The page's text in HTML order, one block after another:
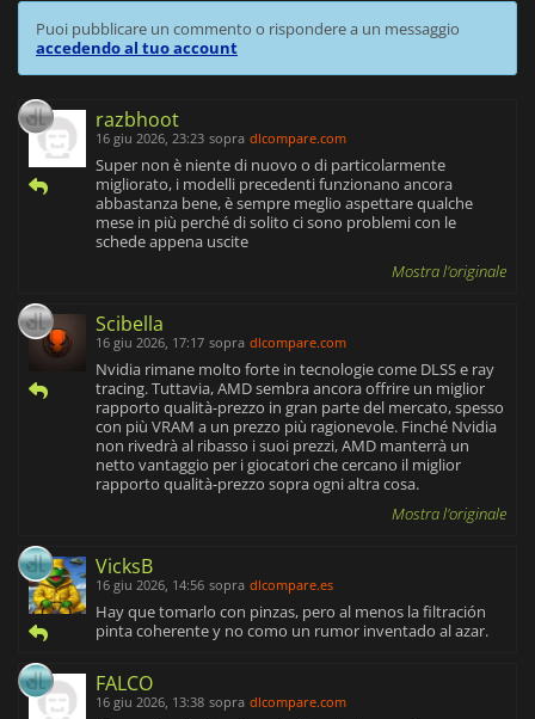
Puoi pubblicare un commento o rispondere a un messaggio
accedendo al tuo account
razbhoot
16 giu 2026, 23:23 sopra dlcompare.com
Super non è niente di nuovo o di particolarmente
migliorato, i modelli precedenti funzionano ancora
abbastanza bene, è sempre meglio aspettare qualche
mese in più perché di solito ci sono problemi con le
schede appena uscite
Mostra l'originale
Scibella
16 giu 2026, 17:17 sopra dlcompare.com
Nvidia rimane molto forte in tecnologie come DLSS e ray
tracing. Tuttavia, AMD sembra ancora offrire un miglior
rapporto qualità-prezzo in gran parte del mercato, spesso
con più VRAM a un prezzo più ragionevole. Finché Nvidia
non rivedrà al ribasso i suoi prezzi, AMD manterrà un
netto vantaggio per i giocatori che cercano il miglior
rapporto qualità-prezzo sopra ogni altra cosa.
Mostra l'originale
VicksB
16 giu 2026, 14:56 sopra dlcompare.es
Hay que tomarlo con pinzas, pero al menos la filtración
pinta coherente y no como un rumor inventado al azar.
FALCO
16 giu 2026, 13:38 sopra dlcompare.com